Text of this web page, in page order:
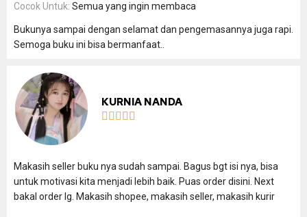
Cocok Untuk: Semua yang ingin membaca
Bukunya sampai dengan selamat dan pengemasannya juga rapi.
Semoga buku ini bisa bermanfaat..
KURNIA NANDA
    
Makasih seller buku nya sudah sampai. Bagus bgt isi nya, bisa
untuk motivasi kita menjadi lebih baik. Puas order disini. Next
bakal order lg. Makasih shopee, makasih seller, makasih kurir